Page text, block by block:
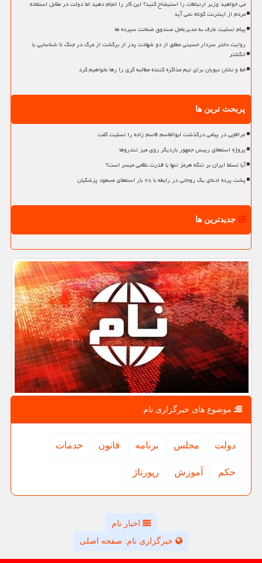
می خواهید وزیر ارتباطات را استیضاح کنید؟ این کار را انجام دهید اما دولت در مقابل استفاده
مردم از اینترنت کوتاه نمی آید
پیام تسلیت عارف به مدیرعامل صندوق ضمانت سپرده ها
روایت دختر سردار حسینی مطلق از دو شهادت پدر از برگشت از مرگ در جنگ تا شناسایی با
انگشتر
خط و نشان نبویان برای تیم مذاکره کننده مطالبه گری را رها نخواهیم کرد
پربحث ترین ها
عراقچی در پیامی درگذشت ابوالقاسم قاسم زاده را تسلیت گفت
پروژه استعفای رییس جمهور باردیگر روی میز تندروها
آیا تسلط ایران بر تنگه هرمز تنها با قدرت نظامی میسر است؟
پشت پرده ادعای یک روحانی در رابطه با ۲۸ بار استعفای مسعود پزشکیان
جدیدترین ها
موضوع های خبرگزاری نام
دولت مجلس برنامه قانون خدمات
حكم آموزش رپورتاژ
اخبار نام
خبرگزاری نام: صفحه اصلی